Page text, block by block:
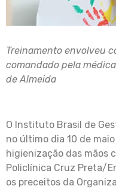
Treinamento envolveu
comandado pela
de Almeida
O Instituto Brasil de
no último dia 10 de
higienização das mãos
Policlínica Cruz Preta/
os preceitos da